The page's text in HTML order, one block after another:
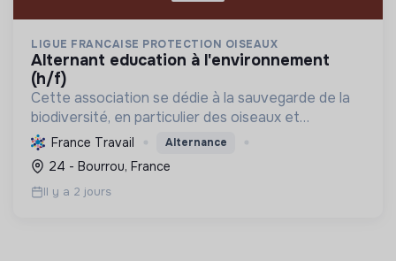
LIGUE FRANCAISE PROTECTION OISEAUX
alternant education à l'environnement
(h/f)
Cette association se dédie à la sauvegarde de la
biodiversité, en particulier des oiseaux et
écosystèmes, par la connaissance, la protection, la
gestion et l'éducation, pour une relation
harmonieuse e...
France Travail Alternance
24 - Bourrou, France
Il y a 2 jours